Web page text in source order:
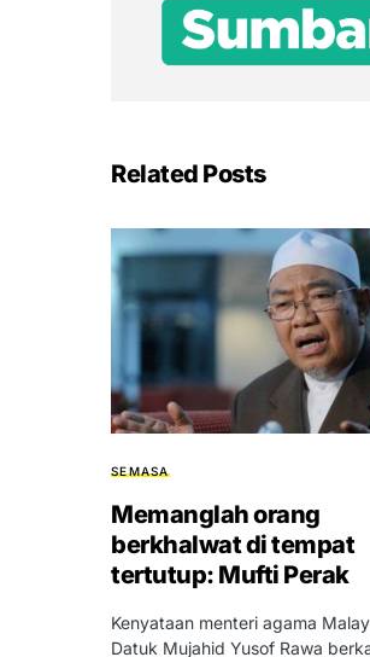
Related Posts
SEMASA
Memanglah orang
berkhalwat di tempat
tertutup: Mufti Perak
Kenyataan menteri agama
Datuk Mujahid Yusof Rawa